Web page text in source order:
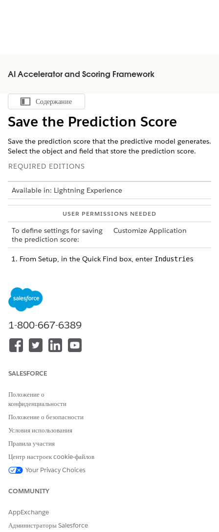
AI Accelerator and Scoring Framework
Показать содержание
Содержание
Save the Prediction Score
Save the prediction score that the predictive model generates.
Select the object and field that store the prediction score.
REQUIRED EDITIONS
Available in: Lightning Experience
USER PERMISSIONS NEEDED
To define settings for saving
the prediction score:
Customize Application
From Setup, in the Quick Find box, enter Industries
Field Mappings section.
To save the prediction score, select
To select the object and field that store the prediction
score, go to the Score Field Mappings area of the Use Case
Field Mappings section.
In the Score Response Object field, select the object with
the field that you want to save the prediction score in.
response object that you want to save the prediction score
Save your changes.
ЭТА СТАТЬЯ РЕШИЛА ВАШУ ПРОБЛЕМУ?
Оставьте свой отзыв, чтобы мы могли стать лучше!
1-800-667-6389
SALESFORCE
Положение о
конфиденциальности
Положение о безопасности
Условия использования
Правила участия
Центр настроек cookie-файлов
Your Privacy Choices
COMMUNITY
AppExchange
Администраторы Salesforce